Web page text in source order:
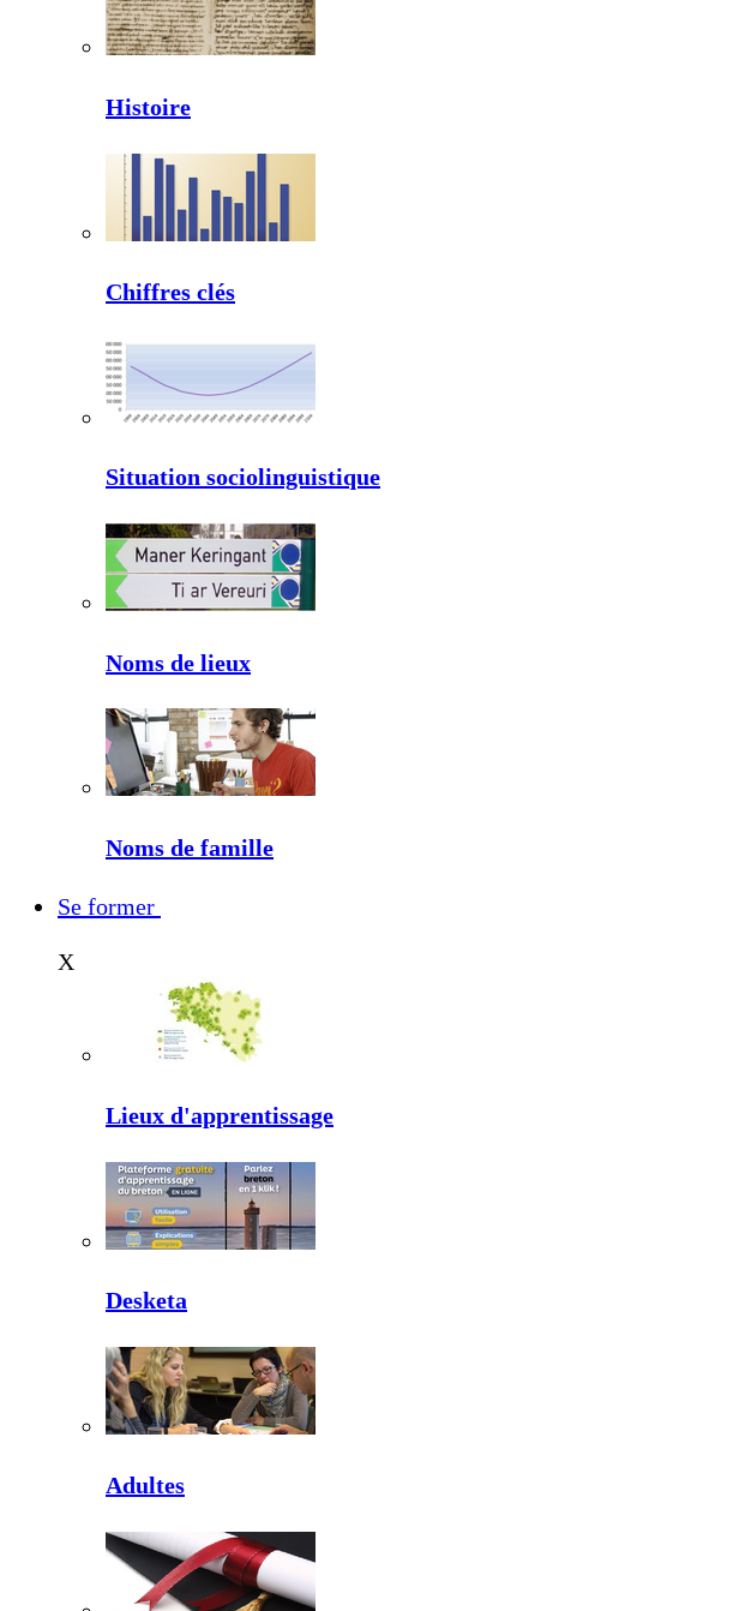
Histoire
Chiffres clés
Situation sociolinguistique
Noms de lieux
Noms de famille
Se former
X
Lieux d'apprentissage
Desketa
Adultes